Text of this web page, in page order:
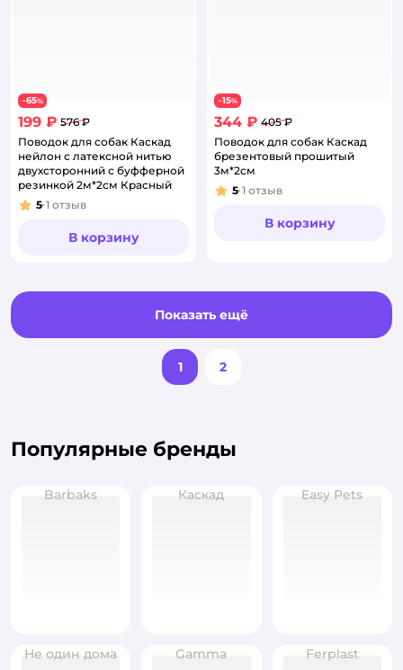
−65%
199 ₽ 576 ₽
Поводок для собак Каскад
нейлон с латексной нитью
двухсторонний с буфферной
резинкой 2м*2см Красный
Рейтинг:
5 1 отзыв
В корзину
−15%
344 ₽ 405 ₽
Поводок для собак Каскад
брезентовый прошитый
3м*2см
Рейтинг:
5 1 отзыв
В корзину
Показать ещё
1 2
Популярные бренды
Barbaks Каскад Easy Pets
Не один дома Gamma Ferplast